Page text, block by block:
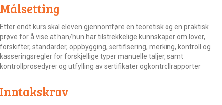
Målsetting
Etter endt kurs skal eleven gjennomføre en teoretisk og en praktisk
prøve for å vise at han/hun har tilstrekkelige kunnskaper om lover,
forskifter, standarder, oppbygging, sertifisering, merking, kontroll og
kasseringsregler for forskjellige typer manuelle taljer, samt
kontrollprosedyrer og utfylling av sertifikater ogkontrollrapporter
Inntakskrav